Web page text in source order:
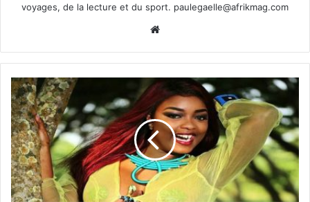
voyages, de la lecture et du sport. paulegaelle@afrikmag.com